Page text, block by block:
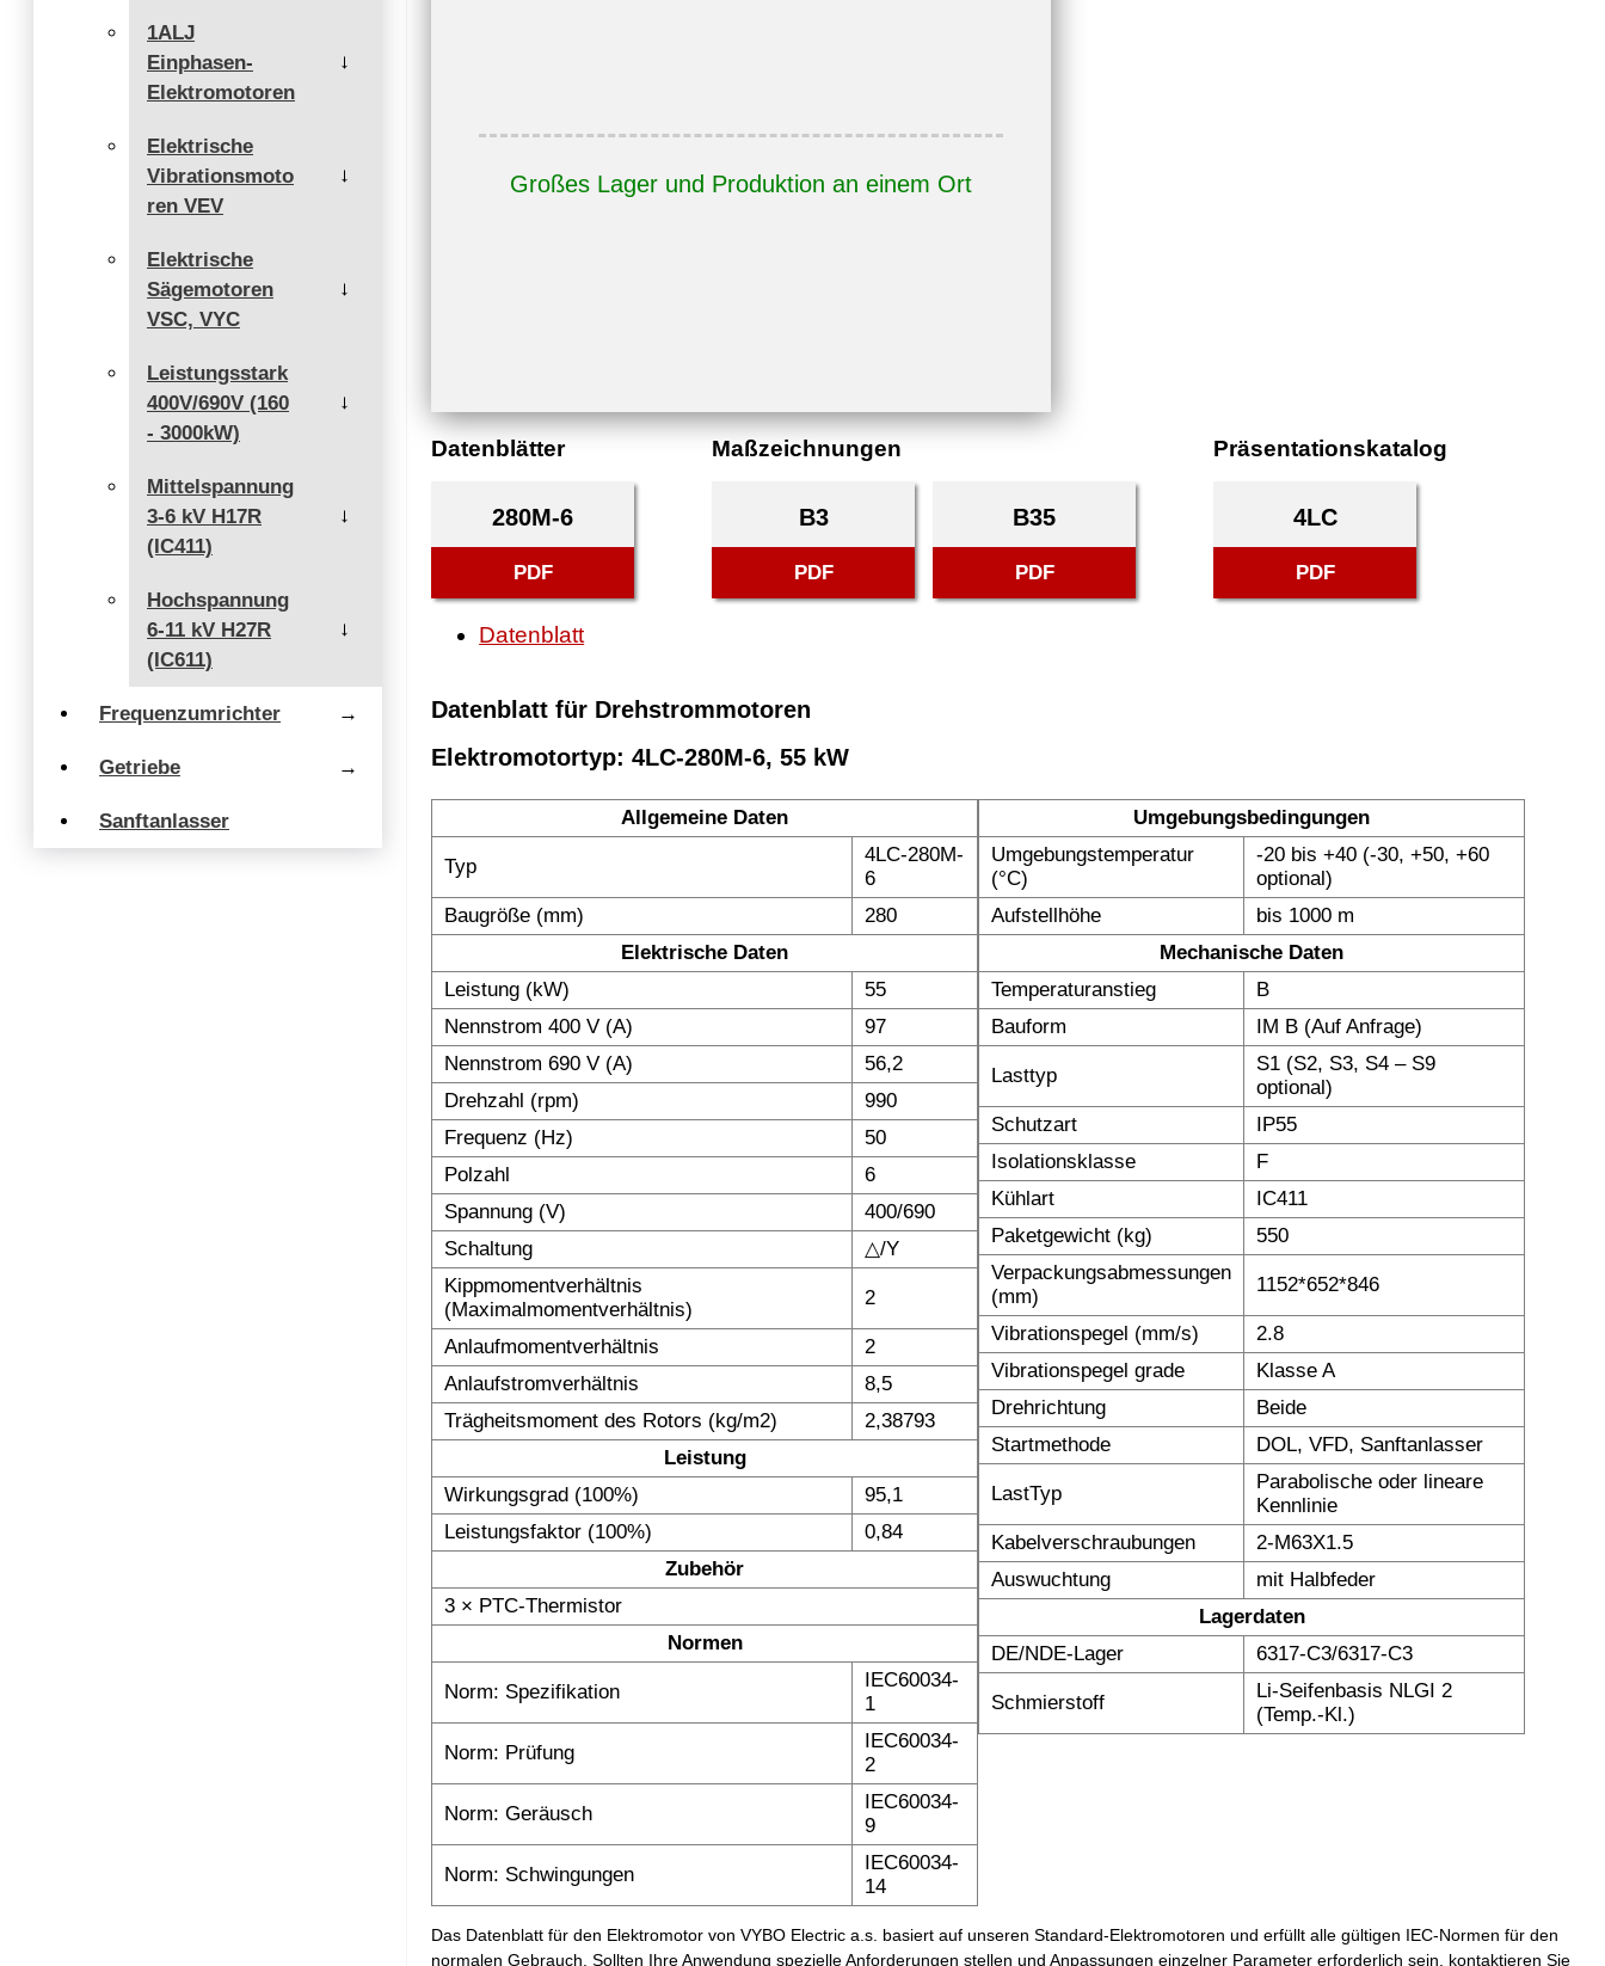
1ALJ
Einphasen-
Elektromotoren
→
Elektrische
Vibrationsmoto
ren VEV
→
Elektrische
Sägemotoren
VSC, VYC
→
Leistungsstark
400V/690V (160
- 3000kW)
→
Mittelspannung
3-6 kV H17R
(IC411)
→
Hochspannung
6-11 kV H27R
(IC611)
→
Frequenzumrichter →
Getriebe →
Sanftanlasser
Großes Lager und Produktion an einem Ort
Datenblätter
280M-6
PDF
Maßzeichnungen
B3
PDF
B35
PDF
Präsentationskatalog
4LC
PDF
Datenblatt
Datenblatt für Drehstrommotoren
Elektromotortyp: 4LC-280M-6, 55 kW
Allgemeine Daten
Typ
4LC-280M-
6
Baugröße (mm)
280
Elektrische Daten
Leistung (kW)
55
Nennstrom 400 V (A)
97
Nennstrom 690 V (A)
56,2
Drehzahl (rpm)
990
Frequenz (Hz)
50
Polzahl
6
Spannung (V)
400/690
Schaltung
△/Y
Kippmomentverhältnis
(Maximalmomentverhältnis)
2
Anlaufmomentverhältnis
2
Anlaufstromverhältnis
8,5
Trägheitsmoment des Rotors (kg/m2)
2,38793
Leistung
Wirkungsgrad (100%)
95,1
Leistungsfaktor (100%)
0,84
Zubehör
3 × PTC-Thermistor
Normen
Norm: Spezifikation
IEC60034-
1
Norm: Prüfung
IEC60034-
2
Norm: Geräusch
IEC60034-
9
Norm: Schwingungen
IEC60034-
14
Umgebungsbedingungen
Umgebungstemperatur
(°C)
-20 bis +40 (-30, +50, +60
optional)
Aufstellhöhe
bis 1000 m
Mechanische Daten
Temperaturanstieg
B
Bauform
IM B (Auf Anfrage)
Lasttyp
S1 (S2, S3, S4 – S9
optional)
Schutzart
IP55
Isolationsklasse
F
Kühlart
IC411
Paketgewicht (kg)
550
Verpackungsabmessungen
(mm)
1152*652*846
Vibrationspegel (mm/s)
2.8
Vibrationspegel grade
Klasse A
Drehrichtung
Beide
Startmethode
DOL, VFD, Sanftanlasser
LastTyp
Parabolische oder lineare
Kennlinie
Kabelverschraubungen
2-M63X1.5
Auswuchtung
mit Halbfeder
Lagerdaten
DE/NDE-Lager
6317-C3/6317-C3
Schmierstoff
Li-Seifenbasis NLGI 2
(Temp.-Kl.)
Das Datenblatt für den Elektromotor von VYBO Electric a.s. basiert auf unseren Standard-Elektromotoren und erfüllt alle gültigen IEC-Normen für den
normalen Gebrauch. Sollten Ihre Anwendung spezielle Anforderungen stellen und Anpassungen einzelner Parameter erforderlich sein, kontaktieren Sie